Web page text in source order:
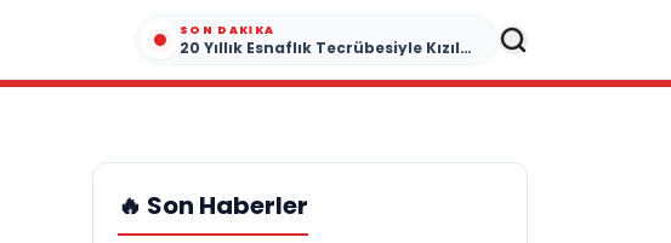
SON DAKIKA
20 Yıllık Esnaflık Tecrübesiyle Kızıltepe'ye Yeni Bir Marka Kazandırdı
🔥 Son Haberler